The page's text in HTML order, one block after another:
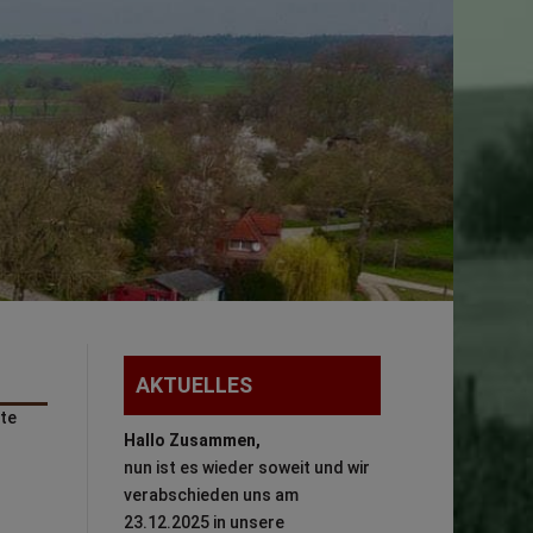
AKTUELLES
Hallo Zusammen,
nun ist es wieder soweit und wir
verabschieden uns am
23.12.2025 in unsere